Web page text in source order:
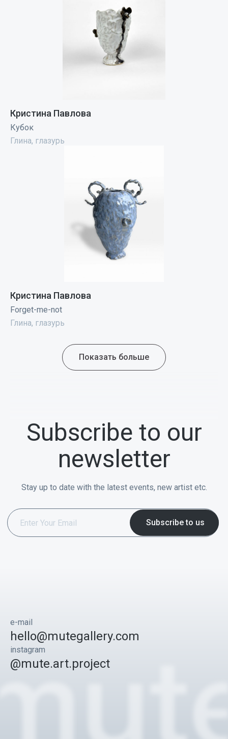
Кристина Павлова
Кубок
Глина, глазурь
Кристина Павлова
Forget-me-not
Глина, глазурь
Показать больше
Subscribe to our
newsletter
Stay up to date with the latest events, new artist etc.
e-mail
hello@mutegallery.com
instagram
@mute.art.project